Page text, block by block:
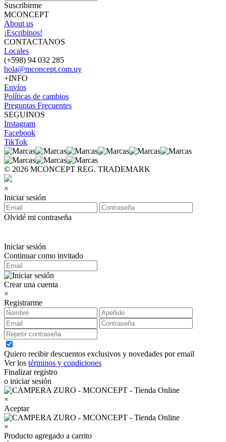
Suscribirme
MCONCEPT
About us
¡Escribinos!
CONTACTANOS
Locales
(+598) 94 032 285
hola@mconcept.com.uy
+INFO
Envíos
Políticas de cambios
Preguntas Frecuentes
SEGUINOS
Instagram
Facebook
TikTok
© 2026 MCONCEPT REG. TRADEMARK
×
Iniciar sesión
Olvidé mi contraseña
Iniciar sesión
Continuar como invitado
Crear una cuenta
×
Registrarme
Quiero recibir descuentos exclusivos y novedades por email
Ver los términos y condiciones
Finalizar registro
o iniciar sesión
×
Aceptar
×
Producto agregado a carrito